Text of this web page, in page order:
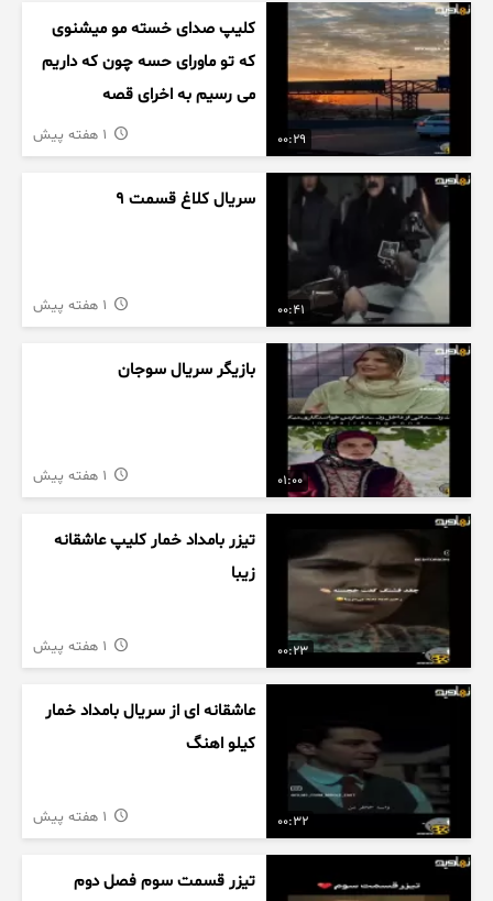
00:29
کلیپ صدای خسته مو میشنوی
که تو ماورای حسه چون که داریم
می رسیم به اخرای قصه
00:41
سریال کلاغ قسمت 9
01:00
بازیگر سریال سوجان
00:23
تیزر بامداد خمار کلیپ عاشقانه
زیبا
00:32
عاشقانه ای از سریال بامداد خمار
کیلو اهنگ
تیزر قسمت سوم فصل دوم